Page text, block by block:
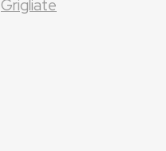
Grigliate